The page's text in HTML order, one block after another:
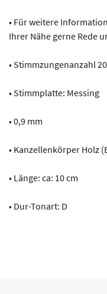
• Für weitere
Ihrer Nähe gerne Rede
• Stimmzungenanzahl 20
• Stimmplatte: Messing
• 0,9 mm
• Kanzellenkörper Holz
• Länge: ca: 10 cm
• Dur-Tonart: D